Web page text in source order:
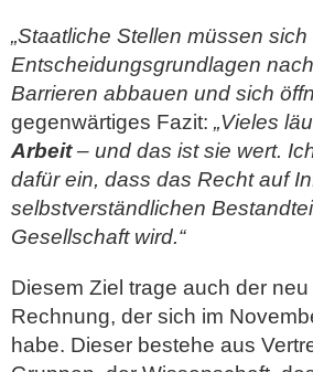
„Staatliche Stellen müssen
Entscheidungsgrundlagen
Barrieren abbauen und sich
gegenwärtiges Fazit: „Vieles
Arbeit– und das ist sie wert.
dafür ein, dass das Recht auf
selbstverständlichen
Gesellschaft wird.“
Diesem Ziel trage auch der
Rechnung, der sich im
habe. Dieser bestehe aus